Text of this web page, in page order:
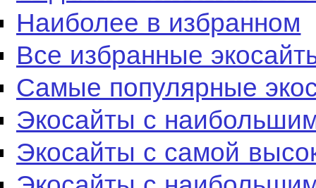
Наиболее в избранном
Все избранные
Самые популярные
Экосайты с
Экосайты с самой